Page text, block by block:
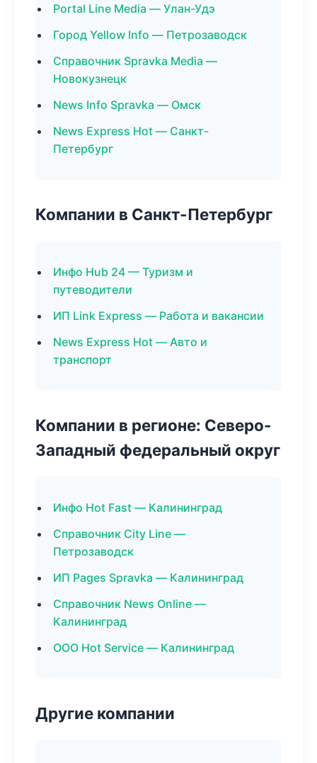
Portal Line Media — Улан-Удэ
Город Yellow Info — Петрозаводск
Справочник Spravka Media —
Новокузнецк
News Info Spravka — Омск
News Express Hot — Санкт-
Петербург
Компании в Санкт-Петербург
Инфо Hub 24 — Туризм и
путеводители
ИП Link Express — Работа и вакансии
News Express Hot — Авто и
транспорт
Компании в регионе: Северо-
Западный федеральный округ
Инфо Hot Fast — Калининград
Справочник City Line —
Петрозаводск
ИП Pages Spravka — Калининград
Справочник News Online —
Калининград
ООО Hot Service — Калининград
Другие компании